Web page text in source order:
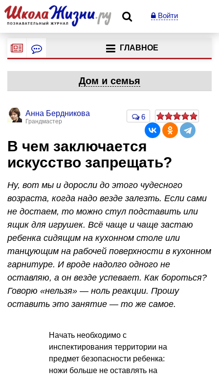
Войти
ГЛАВНОЕ
Дом и семья
Анна Бердникова
Грандмастер
6
В чем заключается
искусство запрещать?
Ну, вот мы и доросли до этого чудесного
возраста, когда надо везде залезть. Если сами
не достаем, то можно стул подставить или
ящик для игрушек. Всё чаще и чаще застаю
ребенка сидящим на кухонном столе или
танцующим на рабочей поверхности в кухонном
гарнитуре. И вроде надолго одного не
оставляю, а он везде успевает. Как бороться?
Говорю «нельзя» — ноль реакции. Прошу
оставить это занятие — то же самое.
Начать необходимо с
инспектирования территории на
предмет безопасности ребенка:
ножи больше не оставлять на